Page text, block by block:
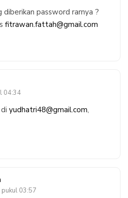
password rarnya ?
fitrawan.fattah@gmail.com
04:34
yudhatri48@gmail.com,
03:57